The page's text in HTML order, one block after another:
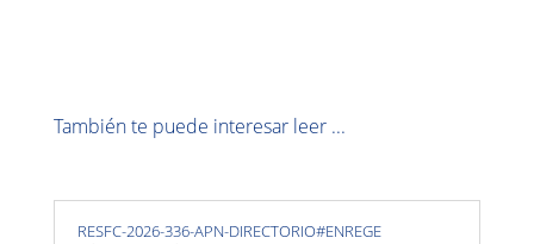
También te puede interesar leer ...
RESFC-2026-336-APN-DIRECTORIO#ENREGE